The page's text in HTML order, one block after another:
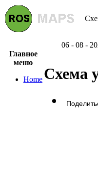
06 - 08 -
Главное
меню
Home Схема